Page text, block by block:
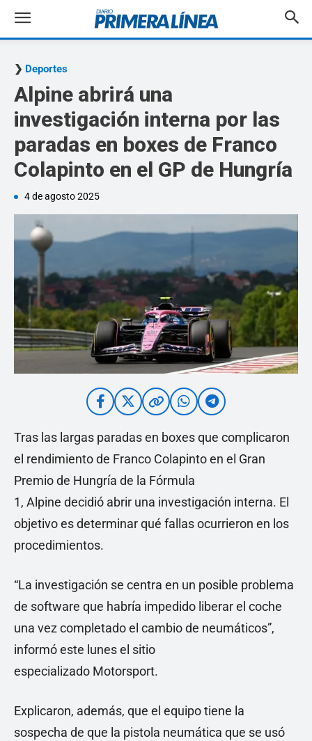
Deportes
Alpine abrirá una
investigación interna por las
paradas en boxes de Franco
Colapinto en el GP de Hungría
4 de agosto 2025
Tras las largas paradas en boxes que complicaron
el rendimiento de Franco Colapinto en el Gran
Premio de Hungría de la Fórmula
1, Alpine decidió abrir una investigación interna. El
objetivo es determinar qué fallas ocurrieron en los
procedimientos.
“La investigación se centra en un posible problema
de software que habría impedido liberar el coche
una vez completado el cambio de neumáticos”,
informó este lunes el sitio
especializado Motorsport.
Explicaron, además, que el equipo tiene la
sospecha de que la pistola neumática que se usó